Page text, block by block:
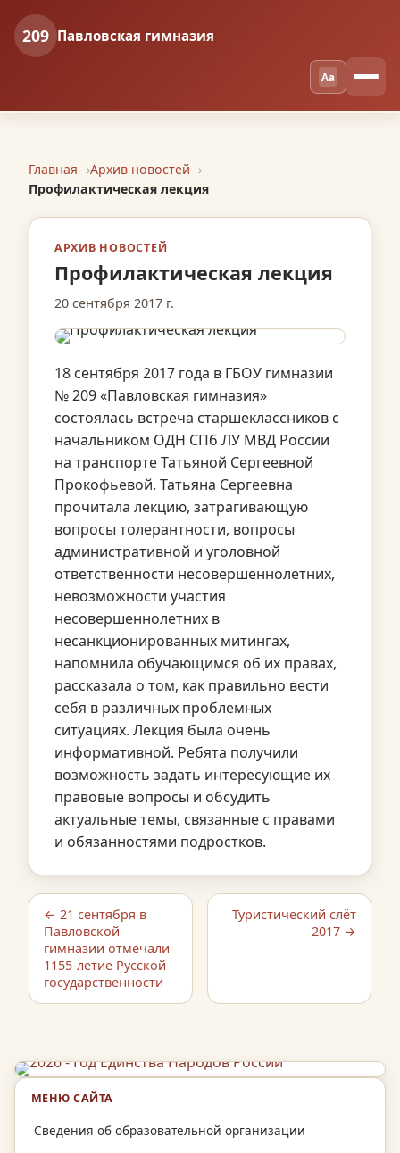
209 Павловская гимназия
Aa
Главная
Архив новостей
Профилактическая лекция
АРХИВ НОВОСТЕЙ
Профилактическая лекция
20 сентября 2017 г.
18 сентября 2017 года в ГБОУ гимназии
№ 209 «Павловская гимназия»
состоялась встреча старшеклассников с
начальником ОДН СПб ЛУ МВД России
на транспорте Татьяной Сергеевной
Прокофьевой. Татьяна Сергеевна
прочитала лекцию, затрагивающую
вопросы толерантности, вопросы
административной и уголовной
ответственности несовершеннолетних,
невозможности участия
несовершеннолетних в
несанкционированных митингах,
напомнила обучающимся об их правах,
рассказала о том, как правильно вести
себя в различных проблемных
ситуациях. Лекция была очень
информативной. Ребята получили
возможность задать интересующие их
правовые вопросы и обсудить
актуальные темы, связанные с правами
и обязанностями подростков.
← 21 сентября в
Павловской
гимназии отмечали
1155-летие Русской
государственности
Туристический слёт
2017 →
МЕНЮ САЙТА
Сведения об образовательной организации